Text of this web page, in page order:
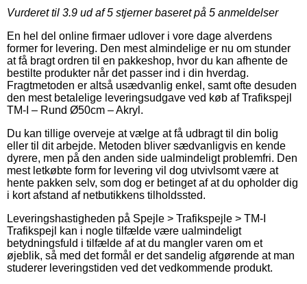
Vurderet til 3.9 ud af 5 stjerner baseret på 5 anmeldelser
En hel del online firmaer udlover i vore dage alverdens
former for levering. Den mest almindelige er nu om stunder
at få bragt ordren til en pakkeshop, hvor du kan afhente de
bestilte produkter når det passer ind i din hverdag.
Fragtmetoden er altså usædvanlig enkel, samt ofte desuden
den mest betalelige leveringsudgave ved køb af Trafikspejl
TM-I – Rund Ø50cm – Akryl.
Du kan tillige overveje at vælge at få udbragt til din bolig
eller til dit arbejde. Metoden bliver sædvanligvis en kende
dyrere, men på den anden side ualmindeligt problemfri. Den
mest letkøbte form for levering vil dog utvivlsomt være at
hente pakken selv, som dog er betinget af at du opholder dig
i kort afstand af netbutikkens tilholdssted.
Leveringshastigheden på Spejle > Trafikspejle > TM-I
Trafikspejl kan i nogle tilfælde være ualmindeligt
betydningsfuld i tilfælde af at du mangler varen om et
øjeblik, så med det formål er det sandelig afgørende at man
studerer leveringstiden ved det vedkommende produkt.